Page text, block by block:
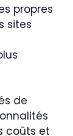
propres
sites
de
coûts et